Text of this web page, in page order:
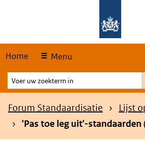
Home Menu
Voer
uw
zoekterm
Kruimelpad
Forum Standaardisatie
Lijst
'Pas toe leg uit'-standaarden